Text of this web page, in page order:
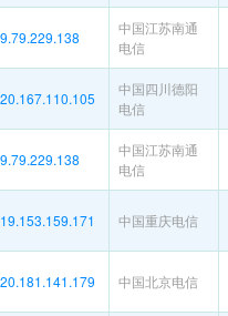
中国江苏南通
电信
中国四川德阳
电信
中国江苏南通
电信
中国重庆电信
中国北京电信